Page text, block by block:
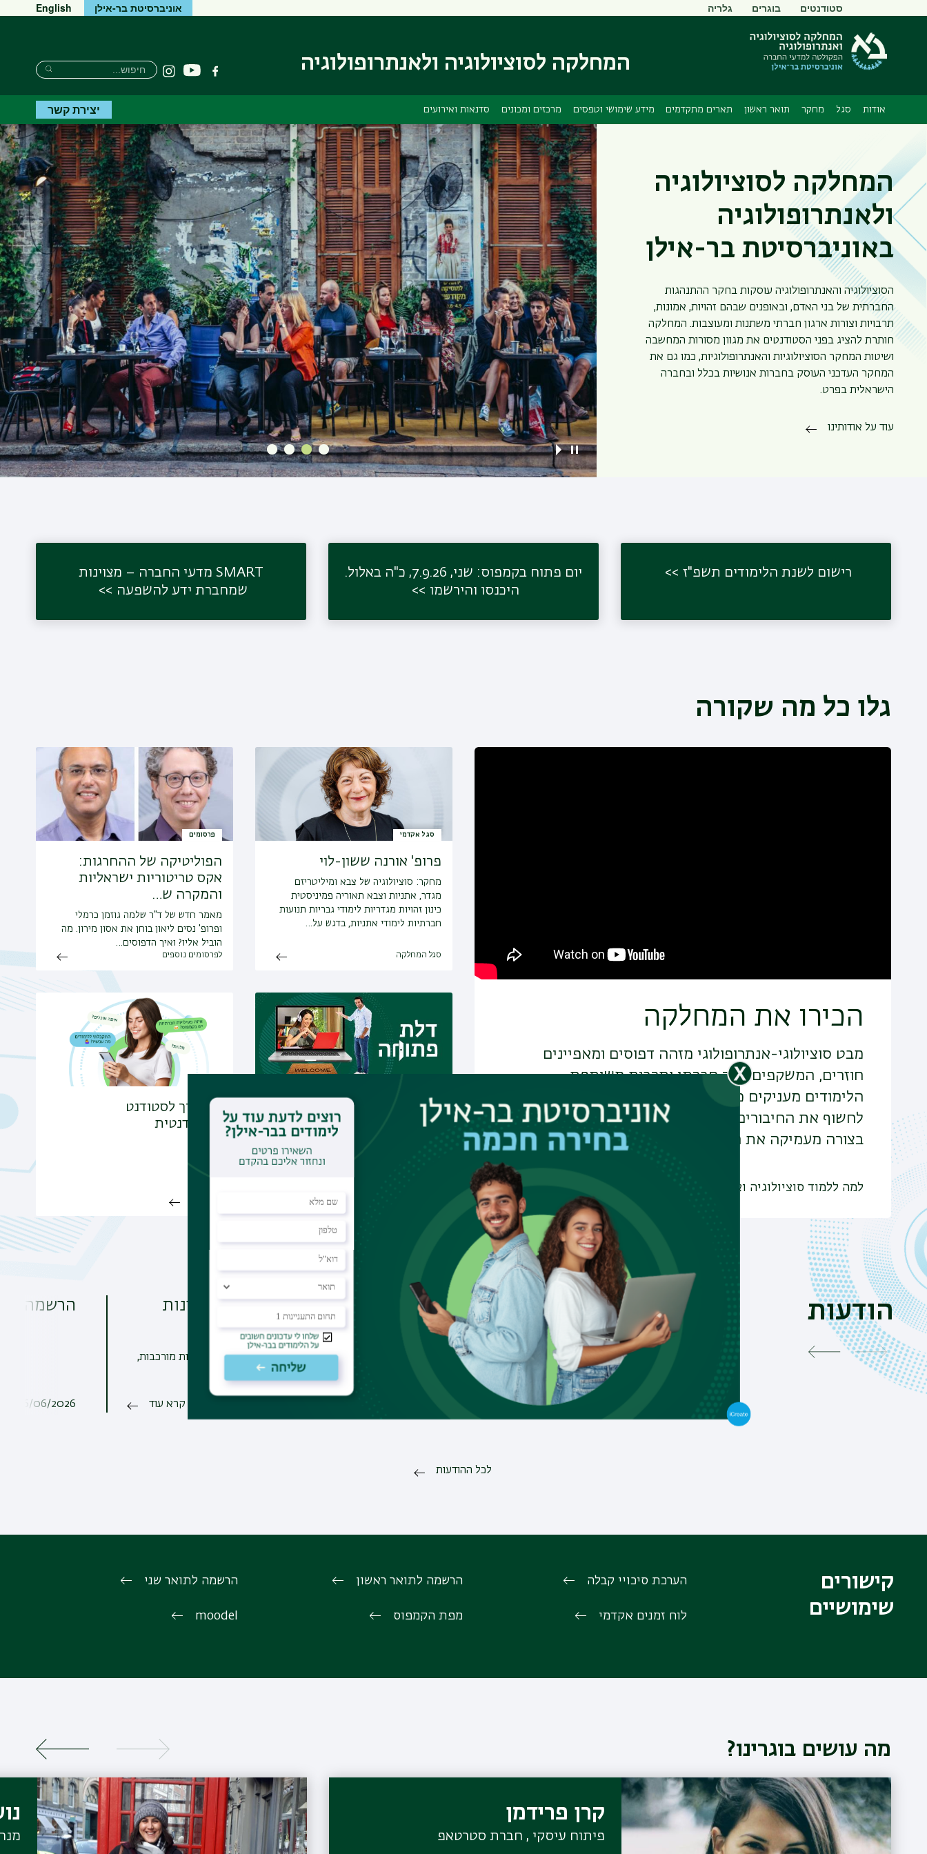
ראשי
תפריט
משני
סטודנטים בוגרים גלריה אוניברסיטת בר-אילן English
המחלקה לסוציולוגיה ולאנתרופולוגיה פייסבוקיוטיוב Instagram
חיפוש
Search
Search
אודות סגל מחקר תואר ראשון תארים מתקדמים מידע שימושי וטפסים מרכזים ומכונים סדנאות ואירועים יצירת קשר
המחלקה לסוציולוגיה
ולאנתרופולוגיה
באוניברסיטת בר-אילן
הסוציולוגיה והאנתרופולוגיה עוסקות בחקר ההתנהגות
החברתית של בני האדם, ובאופנים שבהם זהויות, אמונות,
תרבויות וצורות ארגון חברתי משתנות ומעוצבות. המחלקה
חותרת להציג בפני הסטודנטים את מגוון מסורות המחשבה
ושיטות המחקר הסוציולוגיות והאנתרופולוגיות, כמו גם את
המחקר העדכני העוסק בחברות אנושיות בכלל ובחברה
הישראלית בפרט.
עוד על אודותינו
רישום לשנת הלימודים תשפ"ז
יום פתוח בקמפוס: שני, 7.9.26, כ"ה באלול.
היכנסו והירשמו
SMART מדעי החברה – מצוינות
שמחברת ידע להשפעה
גלו כל מה שקורה
הכירו את המחלקה
מבט סוציולוגי-אנתרופולוגי מזהה דפוסים ומאפיינים
חוזרים, המשקפים סדר חברתי ותרבות משותפת.
הלימודים מעניקים כלי חשיבה וניתוח המאפשרים
לחשוף את החיבורים הקושרים בין האדם לחברה ולהבין
בצורה מעמיקה את המציאות שבה אנו חיים.
למה ללמוד סוציולוגיה ואנתרופולוגיה?
סגל אקדמי
פרופ' אורנה ששון-לוי
מחקר: סוציולוגיה של צבא ומיליטריזם
מגדר, אתניות וצבא תאוריה פמיניסטית
כינון זהויות מגדריות לימודי גבריות תנועות
חברתיות לימודי אתניות, בדגש על…
סגל המחלקה
פרסומים
הפוליטיקה של ההחרגות:
אקס טריטוריות ישראליות
והמקרה ש…
מאמר חדש של ד"ר שלמה גוזמן כרמלי
ופרופ' נסים ליאון בוחן את אסון מירון. מה
הוביל אליו? ואיך הדפוסים…
לפרסומים נוספים
דלת פתוחה - זמינים לכם
בזום
שאלה, בימים א', ג', ה' בין השעות 10:00-
המדריך לסטודנט
ולסטודנטית
SMART מדעי החברה –
הודעות יציאה לחופשה מרוכזת שנה"ל תשפ"ו
שלום רב, האוניברסיטה יוצאת לחופשה מרוכזת. במהלך
החופשה, האוניברסיטה כולל כל יחידותיה תהיה סגורה.
SMART מדעי החברה – מצוינות
שמחברת ידע להשפעה
מסלול הצטיינות שבו מעמיקים בסוגיות חברתיות מורכבות,
ומעורבים בעשייה שמייצרת שינוי.
קרא עוד
הרשמה
16/06/2026
לכל ההודעות
קישורים
שימושיים
הערכת סיכויי קבלה הרשמה לתואר ראשון הרשמה לתואר שני
לוח זמנים אקדמי מפת הקמפוס moodel
מה עושים בוגרינו?
קרן פרידמן
פיתוח עיסקי , חברת סטרטאפ